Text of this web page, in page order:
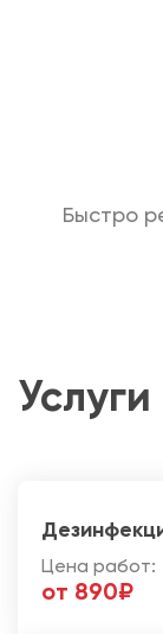
Быстро
Услуги
Цена работ:
от 890₽